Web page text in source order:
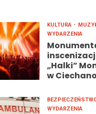
KULTURA
WYDARZENIA
„Halki”
w
WYDARZENIA